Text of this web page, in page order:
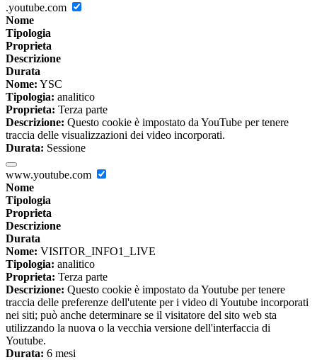
.youtube.com
Nome
Tipologia
Proprieta
Descrizione
Durata
Nome: YSC
Tipologia: analitico
Proprieta: Terza parte
Descrizione: Questo cookie è impostato da YouTube per tenere
traccia delle visualizzazioni dei video incorporati.
Durata: Sessione
www.youtube.com
Nome
Tipologia
Proprieta
Descrizione
Durata
Nome: VISITOR_INFO1_LIVE
Tipologia: analitico
Proprieta: Terza parte
Descrizione: Questo cookie è impostato da Youtube per tenere
traccia delle preferenze dell'utente per i video di Youtube incorporati
nei siti; può anche determinare se il visitatore del sito web sta
utilizzando la nuova o la vecchia versione dell'interfaccia di
Youtube.
Durata: 6 mesi